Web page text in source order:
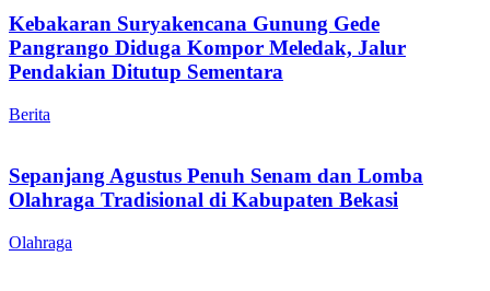
Kebakaran Suryakencana Gunung Gede
Pangrango Diduga Kompor Meledak, Jalur
Pendakian Ditutup Sementara
Berita
Sepanjang Agustus Penuh Senam dan Lomba
Olahraga Tradisional di Kabupaten Bekasi
Olahraga